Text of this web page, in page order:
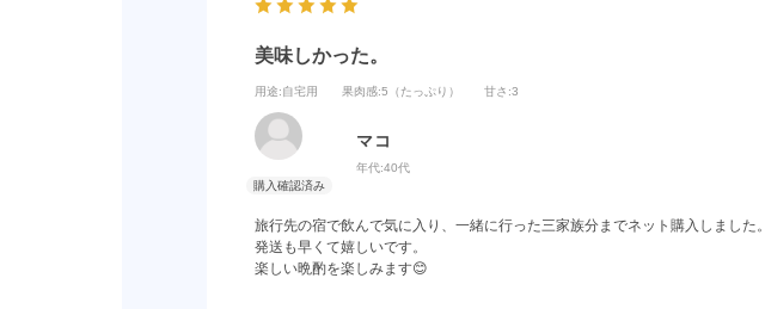
美味しかった。
用途:自宅用 果肉感:5（たっぷり） 甘さ :3
マコ
年代:40代
旅行先の宿で飲んで気に入り、一緒に行った三家族分までネット購入しました。
発送も早くて嬉しいです。
楽しい晩酌を楽しみます😊